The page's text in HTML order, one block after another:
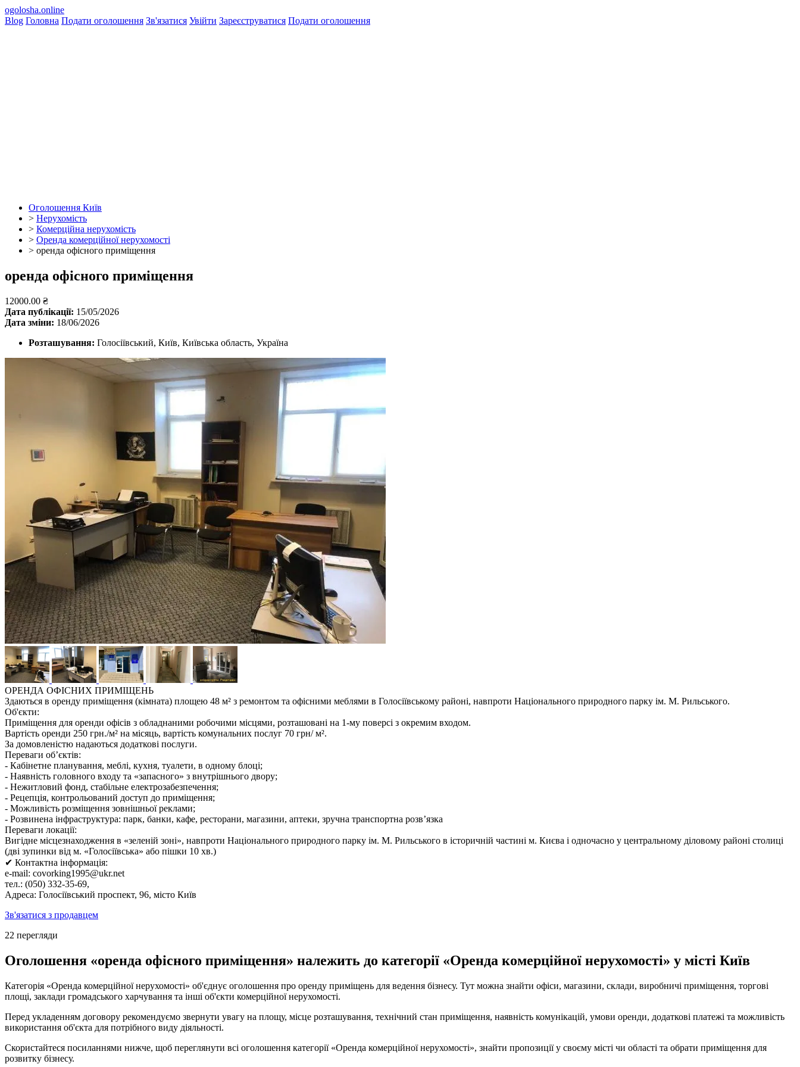
ogolosha.online
Blog Головна Подати оголошення Зв'язатися Увійти Зареєструватися Подати оголошення
Оголошення Київ
> Нерухомість
> Комерційна нерухомість
> Оренда комерційної нерухомості
> оренда офісного приміщення
оренда офісного приміщення
12000.00 ₴
Дата публікації: 15/05/2026
Дата зміни: 18/06/2026
Розташування: Голосіївський, Київ, Київська область, Україна
ОРЕНДА ОФІСНИХ ПРИМІЩЕНЬ
Здаються в оренду приміщення (кімната) площею 48 м² з ремонтом та офісними меблями в Голосіївському районі, навпроти Національного природного парку ім. М. Рильського.
Об'єкти:
Приміщення для оренди офісів з обладнаними робочими місцями, розташовані на 1-му поверсі з окремим входом.
Вартість оренди 250 грн./м² на місяць, вартість комунальних послуг 70 грн/ м².
За домовленістю надаються додаткові послуги.
Переваги об’єктів:
- Кабінетне планування, меблі, кухня, туалети, в одному блоці;
- Наявність головного входу та «запасного» з внутрішнього двору;
- Нежитловий фонд, стабільне електрозабезпечення;
- Рецепція, контрольований доступ до приміщення;
- Можливість розміщення зовнішньої реклами;
- Розвинена інфраструктура: парк, банки, кафе, ресторани, магазини, аптеки, зручна транспортна розв’язка
Переваги локації:
Вигідне місцезнаходження в «зеленій зоні», навпроти Національного природного парку ім. М. Рильського в історичній частині м. Києва і одночасно у центральному діловому районі столиці
(дві зупинки від м. «Голосіївська» або пішки 10 хв.)
✔ Контактна інформація:
e-mail: covorking1995@ukr.net
тел.: (050) 332-35-69,
Адреса: Голосіївський проспект, 96, місто Київ
Зв'язатися з продавцем
22 перегляди
Оголошення «оренда офісного приміщення» належить до категорії «Оренда комерційної нерухомості» у місті Київ
Категорія «Оренда комерційної нерухомості» об'єднує оголошення про оренду приміщень для ведення бізнесу. Тут можна знайти офіси, магазини, склади, виробничі приміщення, торгові
площі, заклади громадського харчування та інші об'єкти комерційної нерухомості.
Перед укладенням договору рекомендуємо звернути увагу на площу, місце розташування, технічний стан приміщення, наявність комунікацій, умови оренди, додаткові платежі та можливість
використання об'єкта для потрібного виду діяльності.
Скористайтеся посиланнями нижче, щоб переглянути всі оголошення категорії «Оренда комерційної нерухомості», знайти пропозиції у своєму місті чи області та обрати приміщення для
розвитку бізнесу.